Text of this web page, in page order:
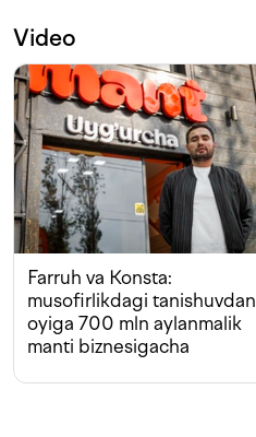
Video
Farruh va Konsta:
musofirlikdagi tanishuvdan
oyiga 700 mln aylanmalik
manti biznesigacha